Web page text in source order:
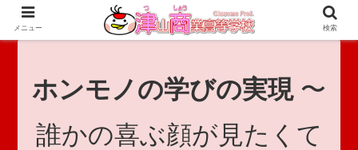
since 1921｜地域と共に未来へつなげ！｜Tsuyama Commercial High School
ホンモノの学びの実現〜
誰かの喜ぶ顔が見たくて
メニュー 検索